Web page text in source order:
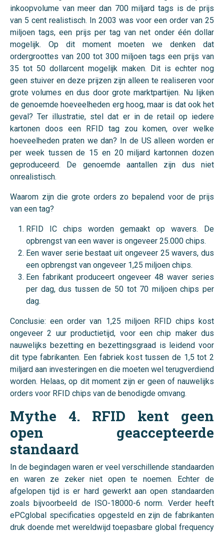
inkoopvolume van meer dan 700 miljard tags is de prijs
van 5 cent realistisch. In 2003 was voor een order van 25
miljoen tags, een prijs per tag van net onder één dollar
mogelijk. Op dit moment moeten we denken dat
ordergroottes van 200 tot 300 miljoen tags een prijs van
35 tot 50 dollarcent mogelijk maken. Dit is echter nog
geen stuiver en deze prijzen zijn alleen te realiseren voor
grote volumes en dus door grote marktpartijen. Nu lijken
de genoemde hoeveelheden erg hoog, maar is dat ook het
geval? Ter illustratie, stel dat er in de retail op iedere
kartonen doos een RFID tag zou komen, over welke
hoeveelheden praten we dan? In de US alleen worden er
per week tussen de 15 en 20 miljard kartonnen dozen
geproduceerd. De genoemde aantallen zijn dus niet
onrealistisch.
Waarom zijn die grote orders zo bepalend voor de prijs
van een tag?
RFID IC chips worden gemaakt op wavers. De
opbrengst van een waver is ongeveer 25.000 chips.
Een waver serie bestaat uit ongeveer 25 wavers, dus
een opbrengst van ongeveer 1,25 miljoen chips.
Een fabrikant produceert ongeveer 48 waver series
per dag, dus tussen de 50 tot 70 miljoen chips per
dag.
Conclusie: een order van 1,25 miljoen RFID chips kost
ongeveer 2 uur productietijd, voor een chip maker dus
nauwelijks bezetting en bezettingsgraad is leidend voor
dit type fabrikanten. Een fabriek kost tussen de 1,5 tot 2
miljard aan investeringen en die moeten wel terugverdiend
worden. Helaas, op dit moment zijn er geen of nauwelijks
orders voor RFID chips van de benodigde omvang.
Mythe 4. RFID kent geen
open geaccepteerde
standaard
In de begindagen waren er veel verschillende standaarden
en waren ze zeker niet open te noemen. Echter de
afgelopen tijd is er hard gewerkt aan open standaarden
zoals bijvoorbeeld de ISO-18000-6 norm. Verder heeft
ePCglobal specificaties opgesteld en zijn de fabrikanten
druk doende met wereldwijd toepasbare global frequency